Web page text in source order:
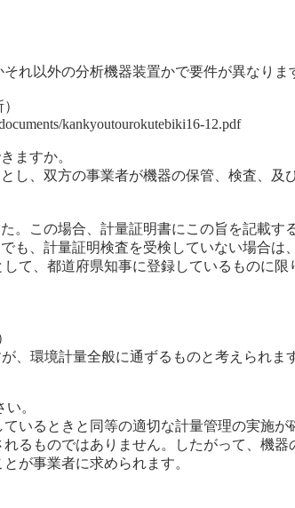
れ以外の分析機器装置かで要件が異なりま
kankyoutourokutebiki16-12.pdf
ますか。
し、双方の事業者が機器の保管、検査、
。この場合、計量証明書にこの旨を記載す
も、計量証明検査を受検していない場合
て、都道府県知事に登録しているものに
、環境計量全般に通ずるものと考えられま
。
いるときと同等の適切な計量管理の実施
るものではありません。したがって、機
が事業者に求められます。